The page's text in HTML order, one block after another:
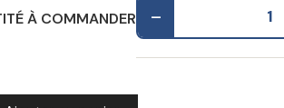
À COMMANDER -